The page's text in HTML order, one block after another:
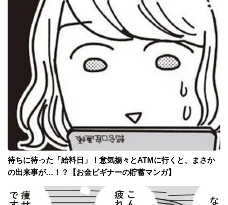
待ちに待った「給料日」！意気揚々とATMに行くと、まさか
の出来事が…！？【お金ビギナーの貯蓄マンガ】